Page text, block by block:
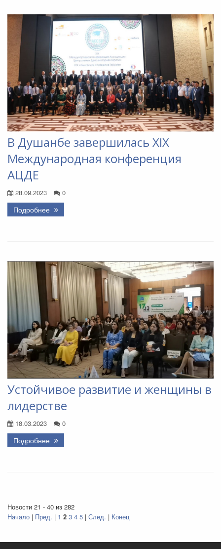
В Душанбе завершилась ХIX
Международная конференция
АЦДЕ
28.09.2023 0
Подробнее
Устойчивое развитие и женщины в
лидерстве
18.03.2023 0
Подробнее
Новости 21 - 40 из 282
Начало | Пред. | 1 2 3 4 5 | След. | Конец